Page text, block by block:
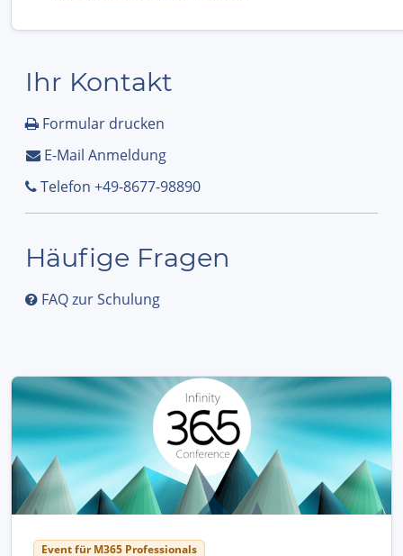
Ihr Kontakt
Formular drucken
E-Mail Anmeldung
Telefon +49-8677-98890
Häufige Fragen
FAQ zur Schulung
Event für M365 Professionals